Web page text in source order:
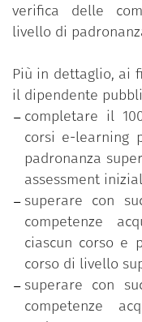
Il programma è
promosse sulla
tema dei Principi
sviluppare e
dipendenti
in grado di
quella crescita
sostanziale
di lavoro e, di
Il programma,
pubblici
funzione pubblica
ministri, è stato
del progetto
verifica delle
livello di
Più in dettaglio, ai
il dipendente
completare il
corsi e-learning
padronanza
assessment
superare con
competenze
ciascun corso e
corso di livello
superare con
competenze